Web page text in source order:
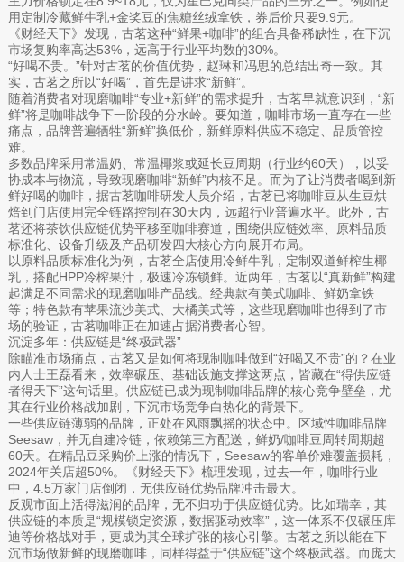
用定制冷藏鲜牛乳+金奖豆的焦糖丝绒拿铁，券后价只要9.9元。
《财经天下》发现，古茗这种“鲜果+咖啡”的组合具备稀缺性，在下沉
市场复购率高达53%，远高于行业平均数的30%。
“好喝不贵。”针对古茗的价值优势，赵琳和冯思的总结出奇一致。其
实，古茗之所以“好喝”，首先是讲求“新鲜”。
随着消费者对现磨咖啡“专业+新鲜”的需求提升，古茗早就意识到，“新
鲜”将是咖啡战争下一阶段的分水岭。要知道，咖啡市场一直存在一些
痛点，品牌普遍牺牲“新鲜”换低价，新鲜原料供应不稳定、品质管控
难。
多数品牌采用常温奶、常温椰浆或延长豆周期（行业约60天），以妥
协成本与物流，导致现磨咖啡“新鲜”内核不足。而为了让消费者喝到新
鲜好喝的咖啡，据古茗咖啡研发人员介绍，古茗已将咖啡豆从生豆烘
焙到门店使用完全链路控制在30天内，远超行业普遍水平。此外，古
茗还将茶饮供应链优势平移至咖啡赛道，围绕供应链效率、原料品质
标准化、设备升级及产品研发四大核心方向展开布局。
以原料品质标准化为例，古茗全店使用冷鲜牛乳，定制双道鲜榨生椰
乳，搭配HPP冷榨果汁，极速冷冻锁鲜。近两年，古茗以“真新鲜”构建
起满足不同需求的现磨咖啡产品线。经典款有美式咖啡、鲜奶拿铁
等；特色款有苹果流沙美式、大橘美式等，这些现磨咖啡也得到了市
场的验证，古茗咖啡正在加速占据消费者心智。
沉淀多年：供应链是“终极武器”
除瞄准市场痛点，古茗又是如何将现制咖啡做到“好喝又不贵”的？在业
内人士王磊看来，效率碾压、基础设施支撑这两点，皆藏在“得供应链
者得天下”这句话里。供应链已成为现制咖啡品牌的核心竞争壁垒，尤
其在行业价格战加剧，下沉市场竞争白热化的背景下。
一些供应链薄弱的品牌，正处在风雨飘摇的状态中。区域性咖啡品牌
Seesaw，并无自建冷链，依赖第三方配送，鲜奶/咖啡豆周转周期超
60天。在精品豆采购价上涨的情况下，Seesaw的客单价难覆盖损耗，
2024年关店超50%。《财经天下》梳理发现，过去一年，咖啡行业
中，4.5万家门店倒闭，无供应链优势品牌冲击最大。
反观市面上活得滋润的品牌，无不归功于供应链优势。比如瑞幸，其
供应链的本质是“规模锁定资源，数据驱动效率”，这一体系不仅碾压库
迪等价格战对手，更成为其全球扩张的核心引擎。古茗之所以能在下
沉市场做新鲜的现磨咖啡，同样得益于“供应链”这个终极武器。而庞大